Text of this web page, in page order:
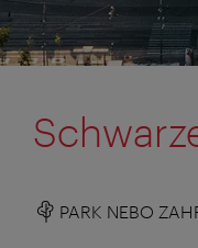
PARK NEBO